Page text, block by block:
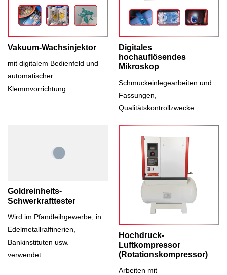
Vakuum-Wachsinjektor
mit digitalem Bedienfeld und
automatischer
Klemmvorrichtung
Digitales
hochauflösendes
Mikroskop
Schmuckeinlegearbeiten und
Fassungen,
Qualitätskontrollzwecke...
Goldreinheits-
Schwerkrafttester
Wird im Pfandleihgewerbe, in
Edelmetallraffinerien,
Bankinstituten usw.
verwendet...
Hochdruck-
Luftkompressor
(Rotationskompressor)
Arbeiten mit